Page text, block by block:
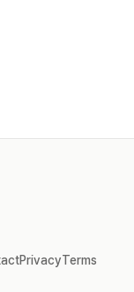
PrivacyTerms